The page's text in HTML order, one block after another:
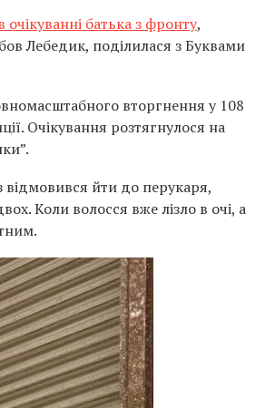
батька з фронту,
Лебедик, поділилася з Буквами
вторгнення у 108
Очікування розтягнулося на
відмовився йти до перукаря,
Коли волосся вже лізло в очі, а